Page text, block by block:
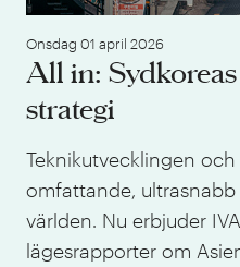
Onsdag 01 april 2026
All in:
strategi
Teknikutvecklingen
omfattande,
världen. Nu erbjuder
lägesrapporter om